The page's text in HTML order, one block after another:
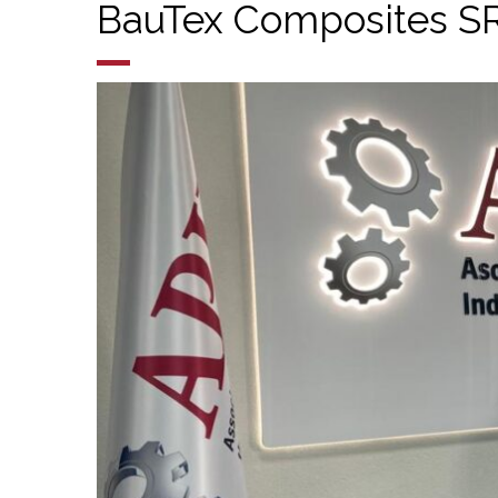
BauTex Composites